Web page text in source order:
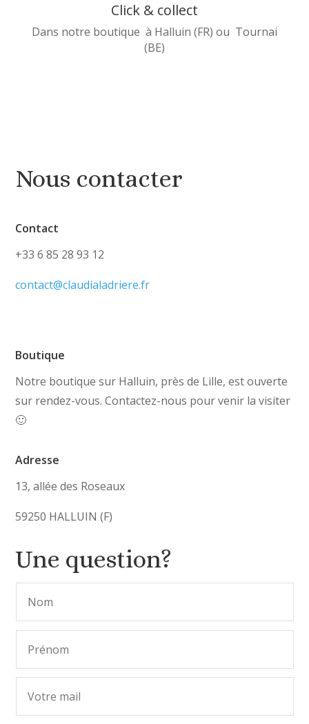
Click & collect
Dans notre boutique à Halluin (FR) ou Tournai
(BE)
Nous contacter
Contact
+33 6 85 28 93 12
contact@claudialadriere.fr
Boutique
Notre boutique sur Halluin, près de Lille, est ouverte
sur rendez-vous. Contactez-nous pour venir la visiter
🙂
Adresse
13, allée des Roseaux
59250 HALLUIN (F)
Une question?